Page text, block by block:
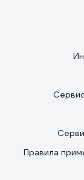
Правила